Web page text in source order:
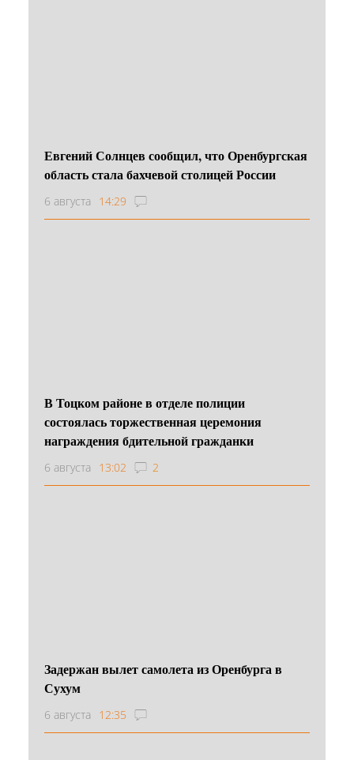
Евгений Солнцев сообщил, что Оренбургская
область стала бахчевой столицей России
6 августа 14:29
В Тоцком районе в отделе полиции
состоялась торжественная церемония
награждения бдительной гражданки
6 августа 13:02 2
Задержан вылет самолета из Оренбурга в
Сухум
6 августа 12:35